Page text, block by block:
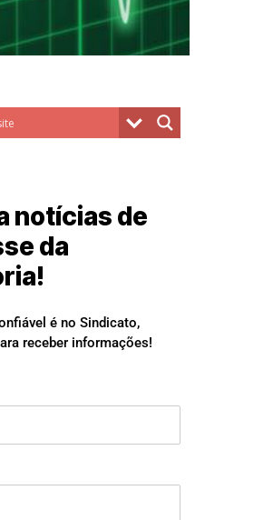
notícias de
da
é no Sindicato,
receber informações!